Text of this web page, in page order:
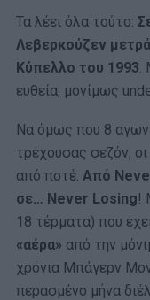
Τα λέει όλα τούτο:
Λεβερκούζεν
Κύπελλο του 1993.
ευθεία, μονίμως
Να όμως που 8
τρέχουσας σεζόν,
από ποτέ. Από
σε… Never Losing!
18 τέρματα) που
«αέρα» από την
χρόνια Μπάγερν
περασμένο μήνα